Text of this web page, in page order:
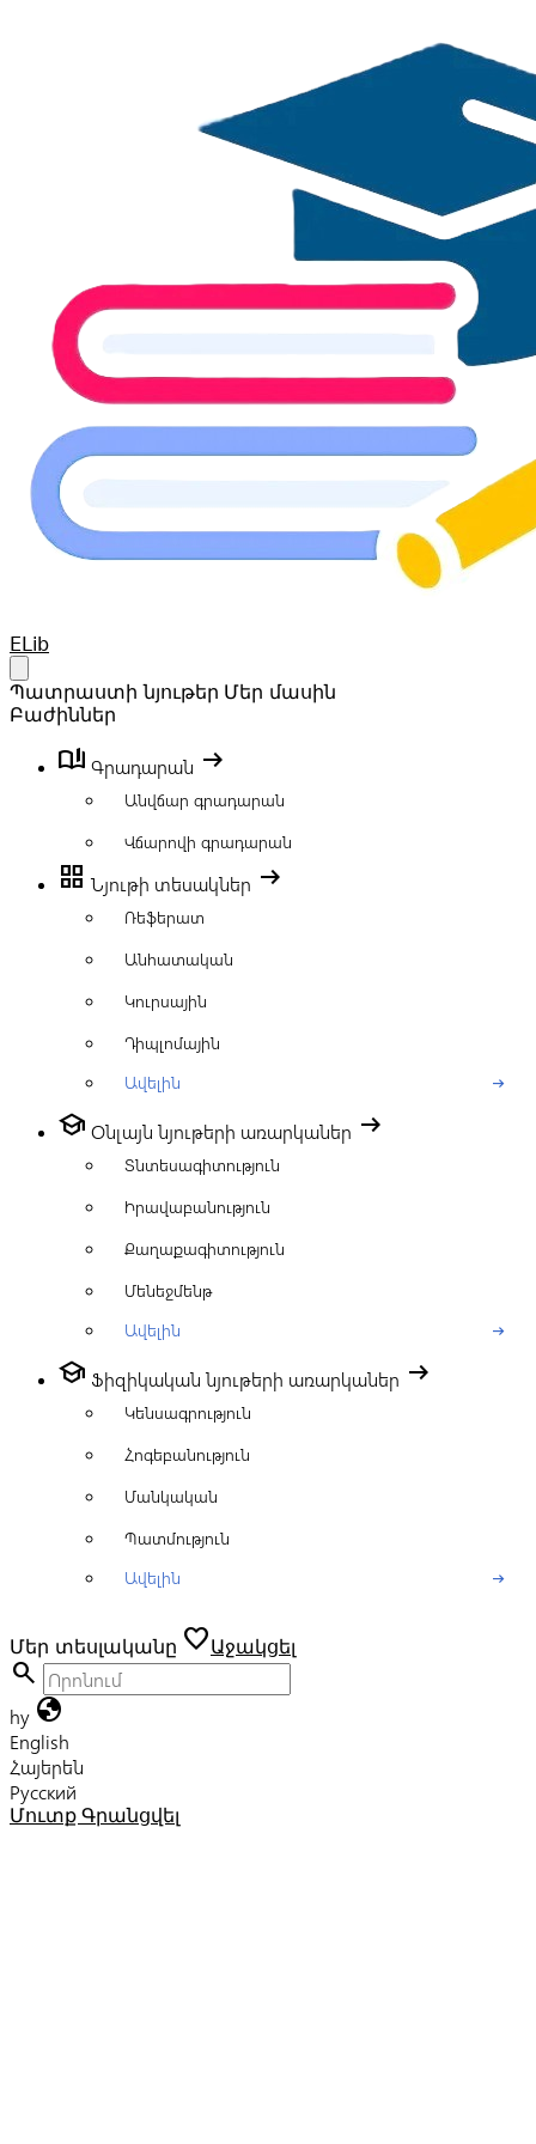
Your Company
ELib
Պատրաստի նյութեր Մեր մասին
Բաժիններ
book_ribbon Գրադարան arrow_right_alt
Անվճար գրադարան
Վճարովի գրադարան
grid_view Նյութի տեսակներ arrow_right_alt
Ռեֆերատ
Անհատական
Կուրսային
Դիպլոմային
Ավելին
arrow_right_alt
school Օնլայն նյութերի առարկաներ arrow_right_alt
Տնտեսագիտություն
Իրավաբանություն
Քաղաքագիտություն
Մենեջմենթ
Ավելին
arrow_right_alt
school Ֆիզիկական նյութերի առարկաներ arrow_right_alt
Կենսագրություն
Հոգեբանություն
Մանկական
Պատմություն
Ավելին
arrow_right_alt
Մեր տեսլականը favoriteԱջակցել
search
hy globe
English
Հայերեն
Русский
Մուտք Գրանցվել